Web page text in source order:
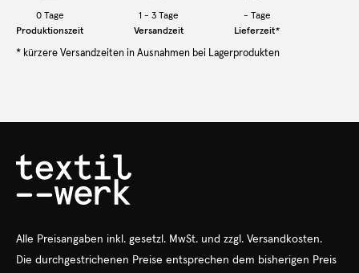
0Tage
Produktionszeit
1 - 3 Tage
Versandzeit
- Tage
Lieferzeit*
* kürzere Versandzeiten in Ausnahmen bei Lagerprodukten
Alle Preisangaben inkl. gesetzl. MwSt. und zzgl. Versandkosten.
Die durchgestrichenen Preise entsprechen dem bisherigen Preis